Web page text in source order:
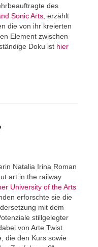
des
Sonic Arts , erzählt
die von ihr kreierten
Element zwischen
Doku ist hier
Natalia Irina Roman
art in the railway
University of the Arts
erforschte sie die
mit dem
stillgelegter
von Arte Twist
die den Kurs sowie